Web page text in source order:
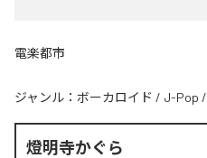
電楽都市
ジャンル： ボーカロイド / J-Pop /
燈明寺かぐら